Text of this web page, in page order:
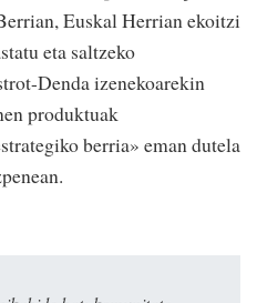
Euskal Herrian ekoitzi
eta saltzeko
Denda izenekoarekin
produktuak
berria» eman dutela